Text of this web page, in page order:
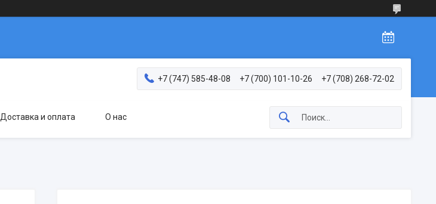
+7 (747) 585-48-08 +7 (700) 101-10-26 +7 (708) 268-72-02
Доставка и оплата О нас